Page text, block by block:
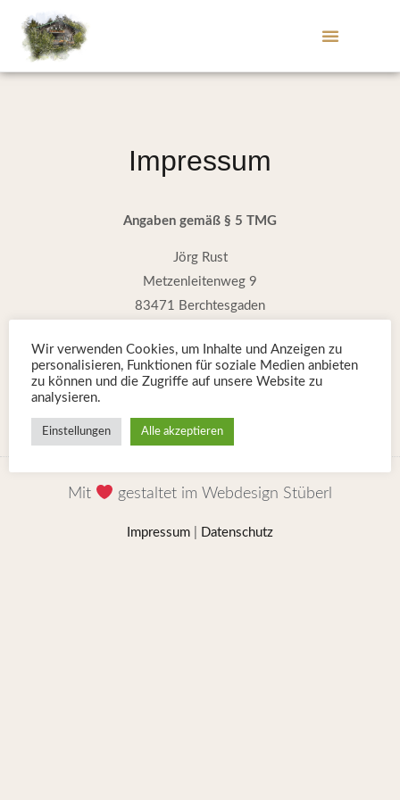
Impressum
Angaben gemäß § 5 TMG
Jörg Rust
Metzenleitenweg 9
83471 Berchtesgaden
Kontakt
Telefon: 08652 1390
Mit gestaltet im Webdesign Stüberl
Impressum Datenschutz
Wir verwenden Cookies, um Inhalte und Anzeigen zu
personalisieren, Funktionen für soziale Medien anbieten
zu können und die Zugriffe auf unsere Website zu
analysieren.
Einstellungen Alle akzeptieren